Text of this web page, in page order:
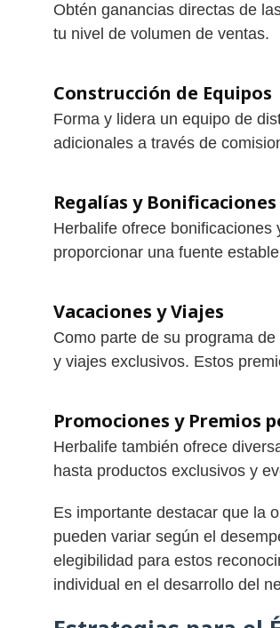
Obtén ganancias directas de
tu nivel de volumen de ventas.
Construcción de Equipos
Forma y lidera un equipo de
adicionales a través de
Regalías y Bonificaciones
Herbalife ofrece
proporcionar una fuente
Vacaciones y Viajes
Como parte de su programa
y viajes exclusivos. Estos
Promociones y Premios
Herbalife también ofrece
hasta productos exclusivos y
Es importante destacar que la
pueden variar según el
elegibilidad para estos
individual en el desarrollo del